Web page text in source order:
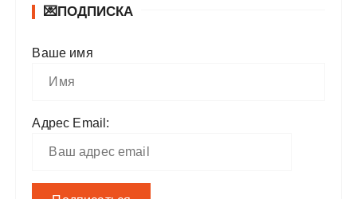
💌ПОДПИСКА
Ваше имя
Адрес Email: